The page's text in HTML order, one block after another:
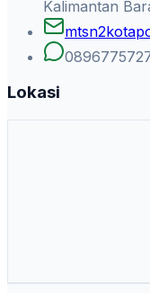
Kalimantan
Lokasi